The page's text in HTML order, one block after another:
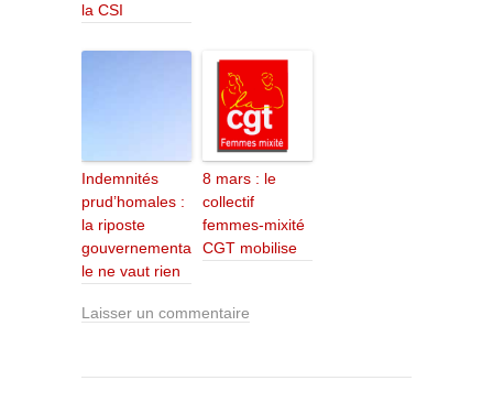
la CSI
Indemnités
prud’homales :
la riposte
gouvernementa
le ne vaut rien
8 mars : le
collectif
femmes-mixité
CGT mobilise
Laisser un commentaire